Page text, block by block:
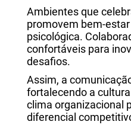
Ambientes que
promovem bem-
psicológica.
confortáveis para
desafios.
Assim, a
fortalecendo a
clima organizacional
diferencial